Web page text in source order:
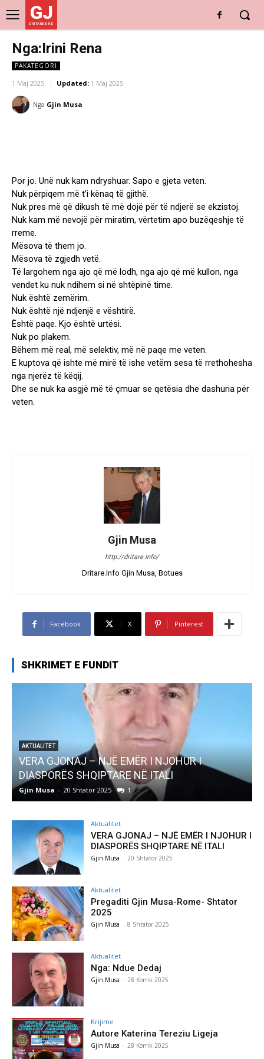
GJ
DRITARE E RE
Nga:Irini Rena
PAKATEGORI
1 Maj 2025 Updated: 1 Maj 2025
Nga Gjin Musa
Por jo. Unë nuk kam ndryshuar. Sapo e gjeta veten.
Nuk përpiqem më t’i kënaq të gjithë.
Nuk pres më që dikush të më dojë për të ndjerë se ekzistoj.
Nuk kam më nevojë për miratim, vërtetim apo buzëqeshje të
rreme.
Mësova të them jo.
Mësova të zgjedh vetë.
Të largohem nga ajo që më lodh, nga ajo që më kullon, nga
vendet ku nuk ndihem si në shtëpinë time.
Nuk është zemërim.
Nuk është një ndjenjë e vështirë.
Është paqe. Kjo është urtësi.
Nuk po plakem.
Bëhem më real, më selektiv, më në paqe me veten.
E kuptova që ishte më mirë të ishe vetëm sesa të rrethohesha
nga njerëz të këqij.
Dhe se nuk ka asgjë më të çmuar se qetësia dhe dashuria për
veten.
Gjin Musa
http://dritare.info/
Dritare.Info Gjin Musa, Botues
Facebook X Pinterest
SHKRIMET E FUNDIT
EMËR I NJOHUR I
NË ITALI
1
AKTUALITET
Pregaditi Gjin Musa-
Gjin Musa
Aktualitet
VERA GJONAJ – NJË EMËR I NJOHUR I
DIASPORËS SHQIPTARE NË ITALI
Gjin Musa - 20 Shtator 2025
Aktualitet
Pregaditi Gjin Musa-Rome- Shtator
2025
Gjin Musa - 8 Shtator 2025
Aktualitet
Nga: Ndue Dedaj
Gjin Musa - 28 Korrik 2025
Krijime
Autore Katerina Tereziu Ligeja
Gjin Musa - 28 Korrik 2025